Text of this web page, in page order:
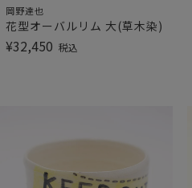
岡野達也
花型オーバルリム 大(草木染)
¥32,450 税込